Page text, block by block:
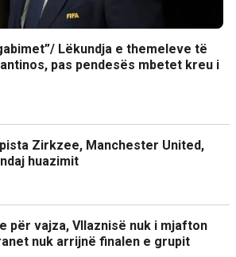
Lëkundja e themeleve të
pas pendesës mbetet kreu i
Zirkzee, Manchester United,
huazimit
për vajza, Vllaznisë nuk i mjafton
nuk arrijnë finalen e grupit